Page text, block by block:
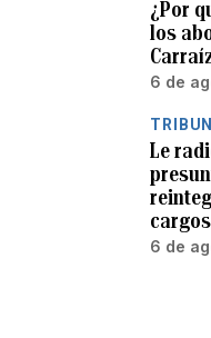
¿Por
los
6 de
Le
cargos
6 de